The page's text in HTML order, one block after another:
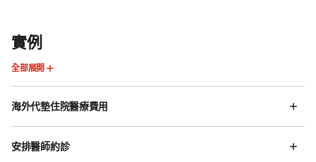
實例
全部展開
海外代墊住院醫療費用
安排醫師約診